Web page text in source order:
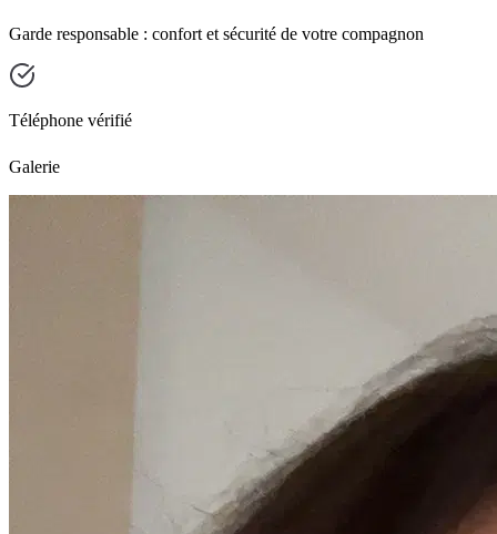
Garde responsable : confort et sécurité de votre compagnon
Téléphone vérifié
Galerie